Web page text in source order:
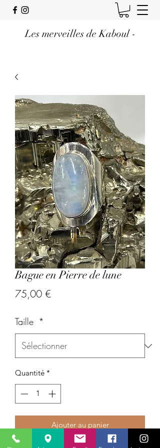
Les merveilles de Kaboul -
Bague en Pierre de lune
75,00 €Prix
Taille *
Quantité *
Ajouter au panier